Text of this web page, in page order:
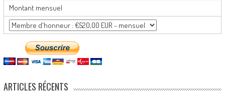
Montant mensuel
ARTICLES RÉCENTS